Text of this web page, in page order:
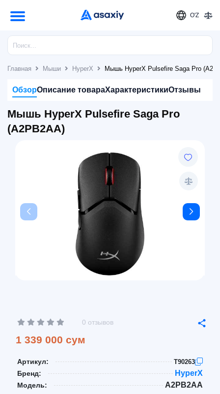
O'Z
Главная Мыши HyperX Мышь HyperX Pulsefire Saga Pro
ОбзорОписание товараХарактеристикиОтзывы
Мышь HyperX Pulsefire Saga Pro
(A2PB2AA)
0 отзывов
1 339 000 сум
Артикул: T90263
Бренд: HyperX
Модель: A2PB2AA